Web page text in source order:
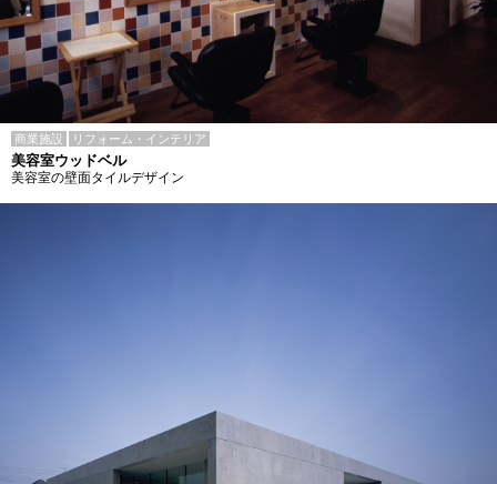
商業施設 リフォーム・インテリア
美容室ウッドベル
美容室の壁面タイルデザイン